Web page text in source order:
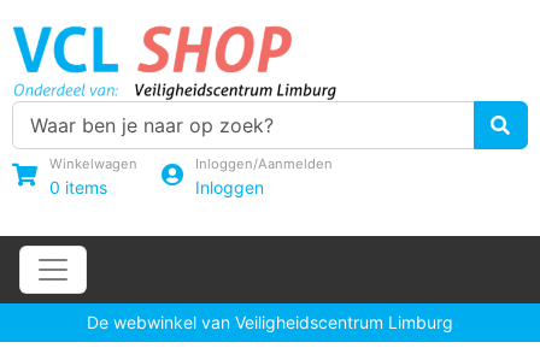
Winkelwagen
0 items
Inloggen/Aanmelden
Inloggen
De webwinkel van Veiligheidscentrum Limburg